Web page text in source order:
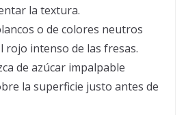
la textura.
o de colores neutros
rojo intenso de las fresas.
de azúcar impalpable
la superficie justo antes de